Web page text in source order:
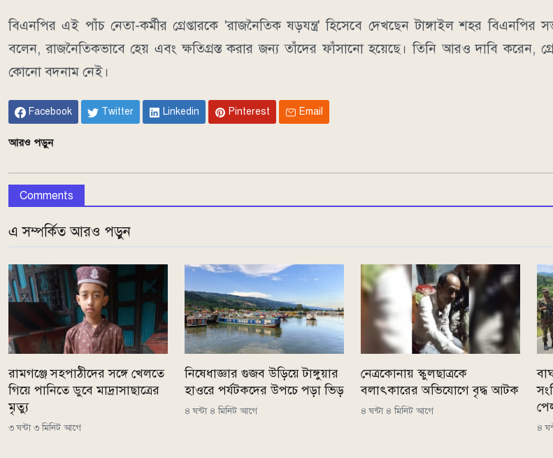
বিএনপির এই পাঁচ নেতা-কর্মীর গ্রেপ্তারকে 'রাজনৈতিক ষড়যন্ত্র' হিসেবে দেখছেন টাঙ্গাইল শহর বিএনপির
বলেন, রাজনৈতিকভাবে হেয় এবং ক্ষতিগ্রস্ত করার জন্য তাঁদের ফাঁসানো হয়েছে। তিনি আরও দাবি করেন,
কোনো বদনাম নেই।
Facebook Twitter Linkedin Pinterest Email
আরও পড়ুন
Comments
এ সম্পর্কিত আরও পড়ুন
রামগঞ্জে সহপাঠীদের সঙ্গে খেলতে
গিয়ে পানিতে ডুবে মাদ্রাসাছাত্রের
মৃত্যু
৩ ঘন্টা ৩ মিনিট আগে
নিষেধাজ্ঞার গুজব উড়িয়ে টাঙ্গুয়ার
হাওরে পর্যটকদের উপচে পড়া ভিড়
৪ ঘন্টা ৪ মিনিট আগে
নেত্রকোনায় স্কুলছাত্রকে
বলাৎকারের অভিযোগে বৃদ্ধ আটক
৪ ঘন্টা ৪ মিনিট আগে
৪